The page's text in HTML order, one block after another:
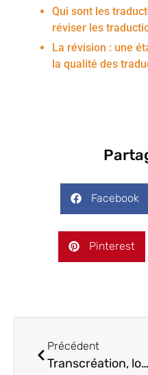
Qui sont les
réviser les
La révision : une
la qualité des
Facebook
Pinterest
Précédent
Transcréation, localisation : en quoi cela consiste ?